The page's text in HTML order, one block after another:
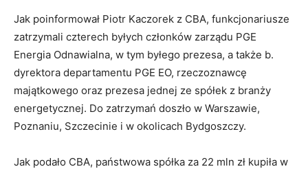
Jak poinformował Piotr Kaczorek z CBA, funkcjonariusze
zatrzymali czterech byłych członków zarządu PGE
Energia Odnawialna, w tym byłego prezesa, a także b.
dyrektora departamentu PGE EO, rzeczoznawcę
majątkowego oraz prezesa jednej ze spółek z branży
energetycznej. Do zatrzymań doszło w Warszawie,
Poznaniu, Szczecinie i w okolicach Bydgoszczy.
Jak podało CBA, państwowa spółka za 22 mln zł kupiła w